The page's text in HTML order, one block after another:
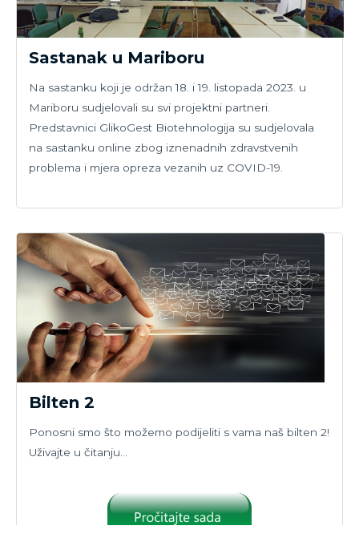
Sastanak u Mariboru
Na sastanku koji je održan 18. i 19. listopada 2023. u
Mariboru sudjelovali su svi projektni partneri.
Predstavnici GlikoGest Biotehnologija su sudjelovala
na sastanku online zbog iznenadnih zdravstvenih
problema i mjera opreza vezanih uz COVID-19.
Bilten 2
Ponosni smo što možemo podijeliti s vama naš bilten 2!
Uživajte u čitanju…